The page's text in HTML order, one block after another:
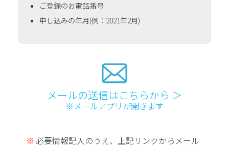
ご登録のお電話番号
申し込みの年月(例：2021年2月)
メールの送信はこちらから ＞
※メールアプリが開きます
必要情報記入のうえ、上記リンクからメール